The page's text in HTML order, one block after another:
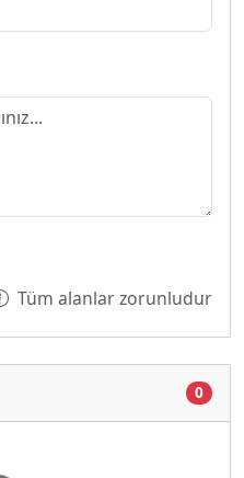
Tüm alanlar zorunludur
0